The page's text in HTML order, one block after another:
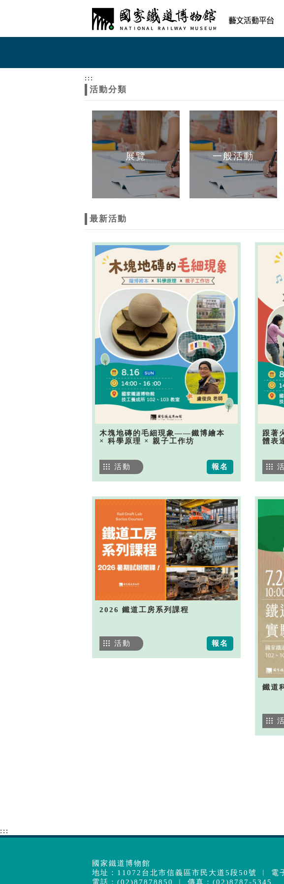
:::
活動分類
展覽 一般活動
最新活動
木塊地磚的毛細現象——鐵博繪本
× 科學原理 × 親子工作坊
報名
活動
跟著
體表
2026 鐵道工房系列課程
報名
活動
鐵道
:::
國家鐵道博物館
地址：11072台北市信義區市民大道5段50號 ︱ 電
電話：(02)87878850 ︱ 傳真：(02)8787-5345